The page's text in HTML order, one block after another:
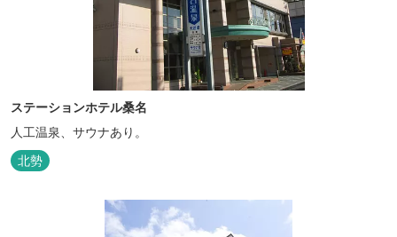
ステーションホテル桑名
人工温泉、サウナあり。
北勢